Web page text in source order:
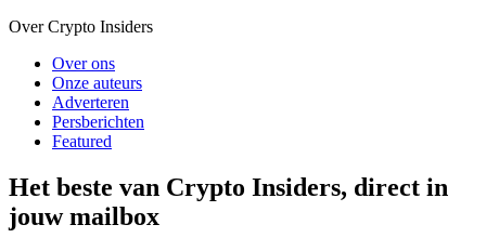
Over Crypto Insiders
Over ons
Onze auteurs
Adverteren
Persberichten
Featured
Het beste van Crypto Insiders, direct in
jouw mailbox